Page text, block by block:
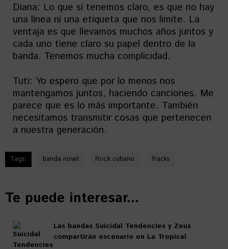
Diana: Lo que sí tenemos claro, es que no hay
una línea ni una etiqueta que nos limite. La
ventaja es que llevamos muchos años juntos y
cada uno tiene claro su papel dentro de la
banda. Tenemos mucha complicidad.
Tuti: Yo espero que por lo menos nos
mantengamos juntos, haciendo canciones. Me
parece que es lo más importante. También
necesitamos transmitir cosas que pertenecen
a nuestra generación.
Tags: banda novel Rock cubano Tracks
Te puede interesar...
Las bandas Suicidal Tendencies y Zeus
compartirán escenario en La Tropical